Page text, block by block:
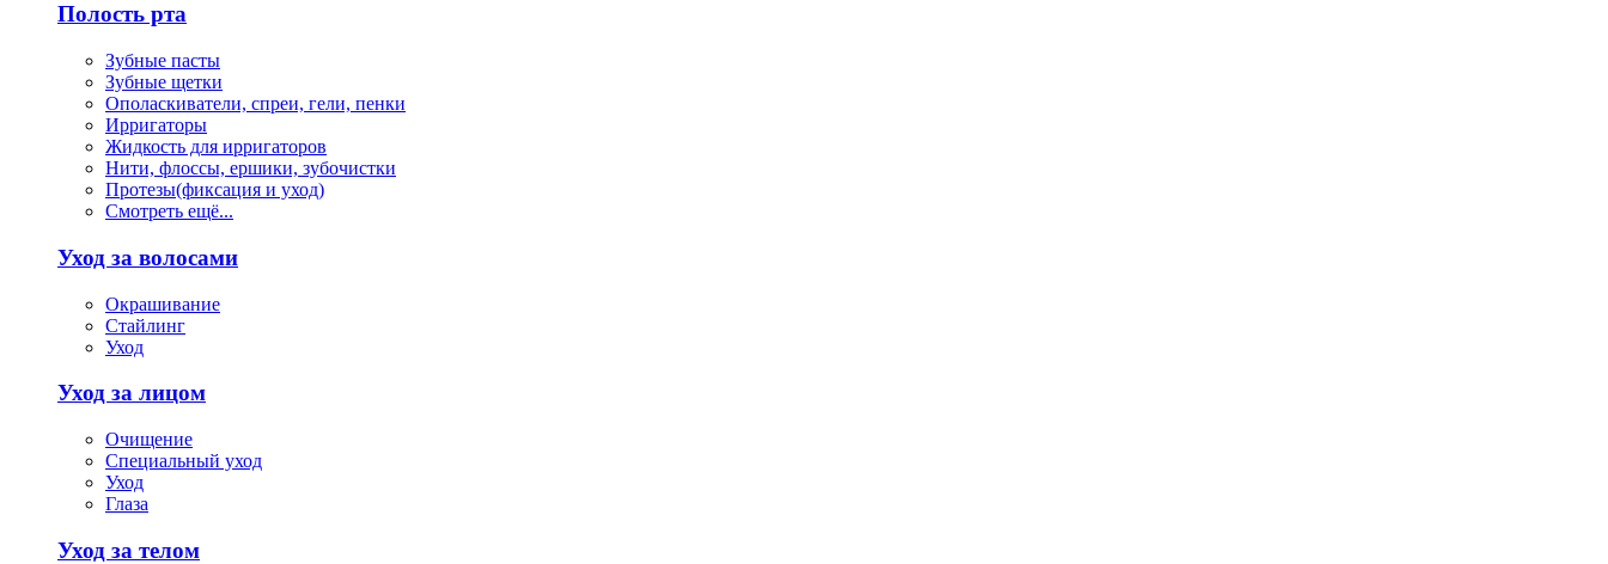
Полость рта
Зубные пасты
Зубные щетки
Ополаскиватели, спреи, гели, пенки
Ирригаторы
Жидкость для ирригаторов
Нити, флоссы, ершики, зубочистки
Протезы(фиксация и уход)
Смотреть ещё...
Уход за волосами
Окрашивание
Стайлинг
Уход
Уход за лицом
Очищение
Специальный уход
Уход
Глаза
Уход за телом